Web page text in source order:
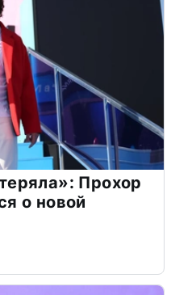
Прохор
о новой